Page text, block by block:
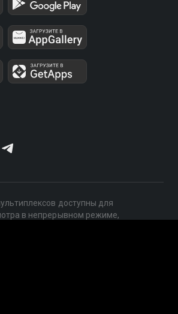
доступны для
в непрерывном режиме,